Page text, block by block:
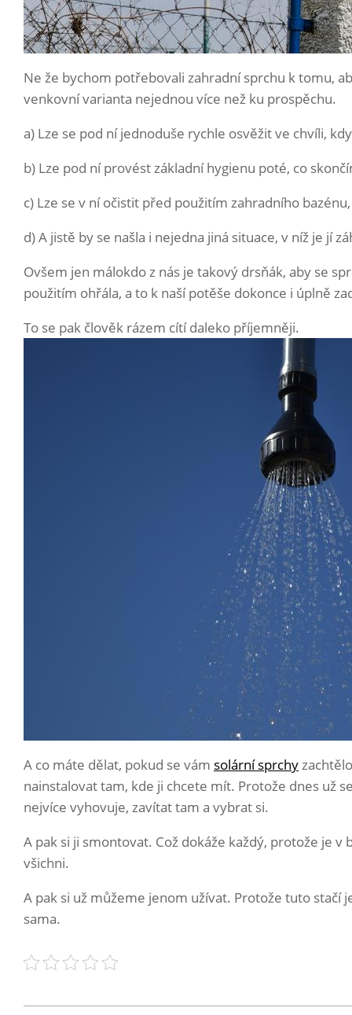
Ne že bychom potřebovali zahradní sprchu k tomu,
venkovní varianta nejednou více než ku prospěchu.
a) Lze se pod ní jednoduše rychle osvěžit ve chvíli,
b) Lze pod ní provést základní hygienu poté, co
c) Lze se v ní očistit před použitím zahradního
d) A jistě by se našla i nejedna jiná situace, v níž je jí
Ovšem jen málokdo z nás je takový drsňák, aby se
použitím ohřála, a to k naší potěše dokonce i úplně
To se pak člověk rázem cítí daleko příjemněji.
A co máte dělat, pokud se vám solární sprchy
nainstalovat tam, kde ji chcete mít. Protože dnes už
nejvíce vyhovuje, zavítat tam a vybrat si.
A pak si ji smontovat. Což dokáže každý, protože je
všichni.
A pak si už můžeme jenom užívat. Protože tuto
sama.